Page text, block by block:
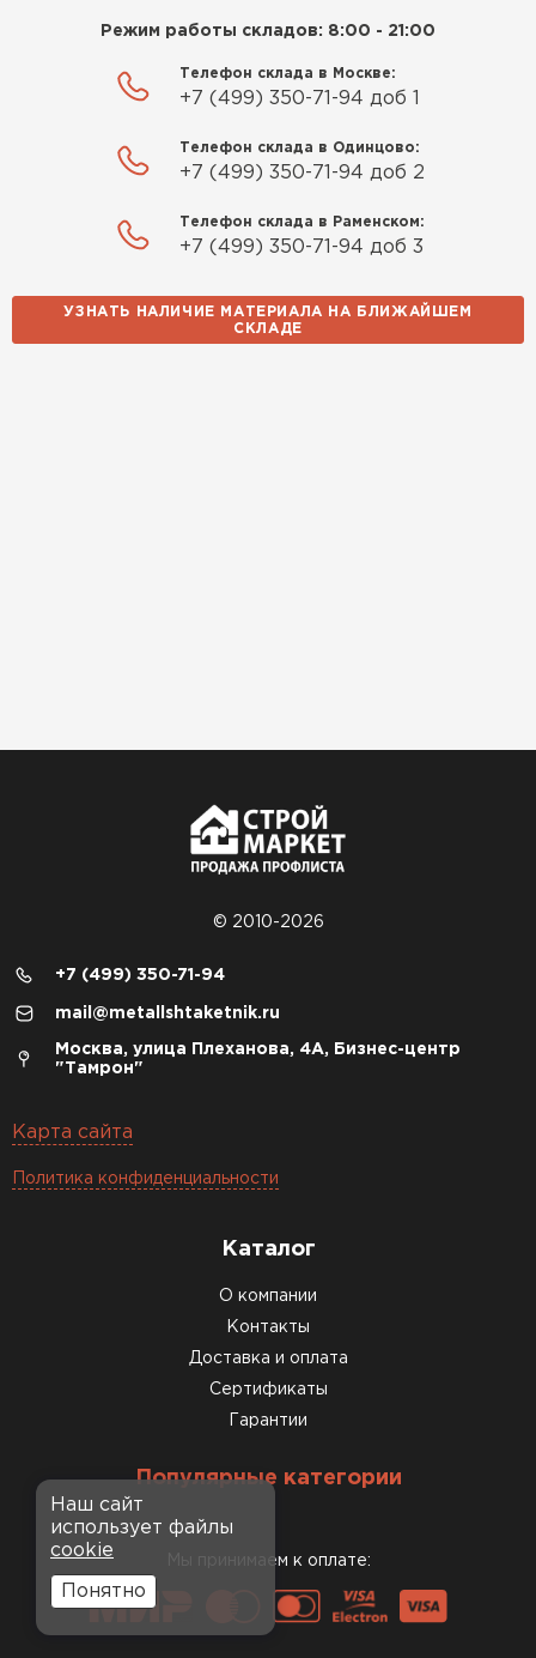
Режим работы складов: 8:00 - 21:00
Телефон склада в Москве:
+7 (499) 350-71-94 доб 1
Телефон склада в Одинцово:
+7 (499) 350-71-94 доб 2
Телефон склада в Раменском:
+7 (499) 350-71-94 доб 3
УЗНАТЬ НАЛИЧИЕ МАТЕРИАЛА НА БЛИЖАЙШЕМ
СКЛАДЕ
© 2010-2026
+7 (499) 350-71-94
mail@metallshtaketnik.ru
Москва, улица Плеханова, 4А, Бизнес-центр
"Тамрон"
Карта сайта
Политика конфиденциальности
Каталог
О компании
Контакты
Доставка и оплата
Сертификаты
Гарантии
Популярные категории
Мы принимаем к оплате:
Наш сайт
использует файлы
cookie
Понятно